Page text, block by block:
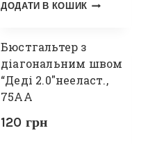
ДОДАТИ В КОШИК
Бюстгальтер з
діагональним швом
“Деді 2.0″нееласт.,
75АА
120 грн